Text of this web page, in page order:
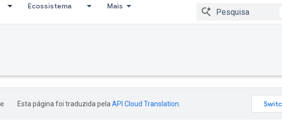
Ecossistema Mais
Esta página foi traduzida pela API Cloud Translation